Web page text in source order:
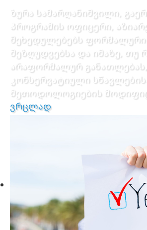
ზურა სამარღანიშვილი,
პროგრამის ოფიცერი,
შეხედულებებს
შეზღუდვებსა და იმაზე, თუ
არაფორმალურ
კონსერვატიული
მეთოდოლოგიების
ვრცლად